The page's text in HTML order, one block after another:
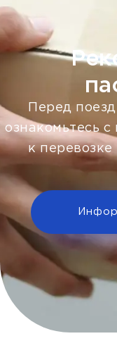
Перед
ознакомьтесь
к